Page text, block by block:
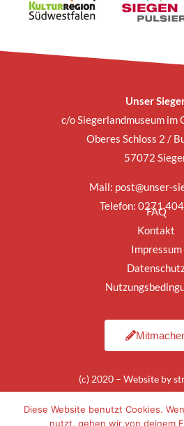
Unser
c/o Siegerlandmuseum im
Oberes Schloss 2 /
57072
Mail: post@unser-
Telefon: 0271
FAQ
Kontakt
Impressum
(c) 2020 – Website by
Diese Website benutzt Cookies.
nutzt, gehen wir von deinem